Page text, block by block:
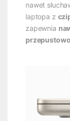
nawet
laptopa z
zapewnia